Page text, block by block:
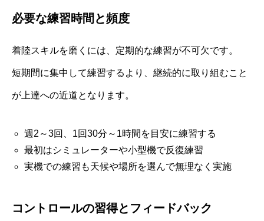
必要な練習時間と頻度
着陸スキルを磨くには、定期的な練習が不可欠です。
短期間に集中して練習するより、継続的に取り組むこと
が上達への近道となります。
週2～3回、1回30分～1時間を目安に練習する
最初はシミュレーターや小型機で反復練習
実機での練習も天候や場所を選んで無理なく実施
コントロールの習得とフィードバック